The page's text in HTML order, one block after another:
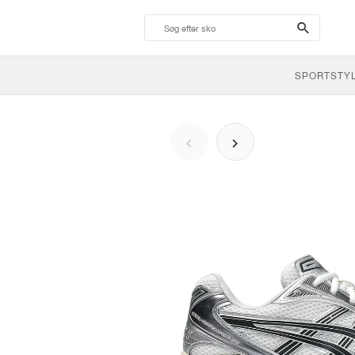
search-
btn